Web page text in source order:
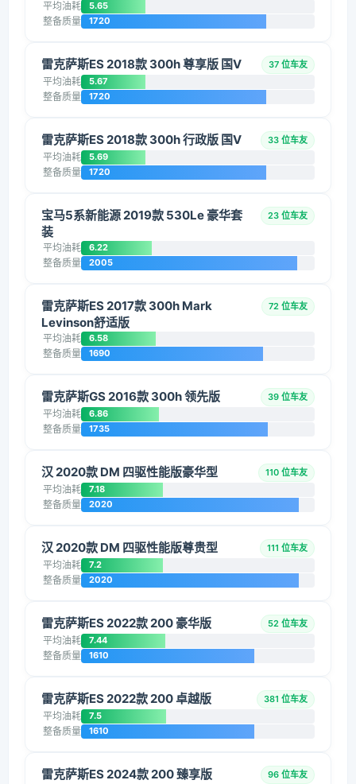
平均油耗 5.65
整备质量 1720
雷克萨斯ES 2018款 300h 尊享版 国V 37 位车友
平均油耗 5.67
整备质量 1720
雷克萨斯ES 2018款 300h 行政版 国V 33 位车友
平均油耗 5.69
整备质量 1720
宝马5系新能源 2019款 530Le 豪华套
装
23 位车友
平均油耗 6.22
整备质量 2005
雷克萨斯ES 2017款 300h Mark
Levinson舒适版
72 位车友
平均油耗 6.58
整备质量 1690
雷克萨斯GS 2016款 300h 领先版 39 位车友
平均油耗 6.86
整备质量 1735
汉 2020款 DM 四驱性能版豪华型 110 位车友
平均油耗 7.18
整备质量 2020
汉 2020款 DM 四驱性能版尊贵型 111 位车友
平均油耗 7.2
整备质量 2020
雷克萨斯ES 2022款 200 豪华版 52 位车友
平均油耗 7.44
整备质量 1610
雷克萨斯ES 2022款 200 卓越版 381 位车友
平均油耗 7.5
整备质量 1610
雷克萨斯ES 2024款 200 臻享版 96 位车友